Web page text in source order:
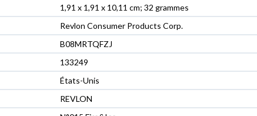
1,91 x 1,91 x 10,11 cm; 32 grammes
Revlon Consumer Products Corp.
B08MRTQFZJ
133249
États-Unis
REVLON